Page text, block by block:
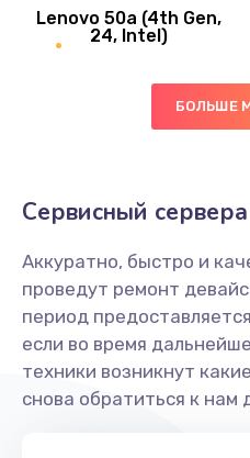
450
Ремонт цепей
400
Замена
350
Lenovo 50a (4th Gen,
24, Intel)
БОЛЬШЕ
Сервисный
Аккуратно, быстро и
проведут ремонт
период
если во время
техники возникнут
снова обратиться к нам